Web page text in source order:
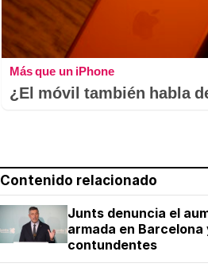
Más que un iPhone
¿El móvil también habla
Contenido relacionado
Junts denuncia el
armada en
contundentes